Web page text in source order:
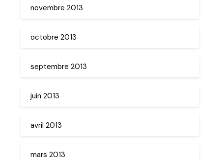
novembre 2013
octobre 2013
septembre 2013
juin 2013
avril 2013
mars 2013